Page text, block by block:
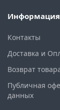
Информация
Контакты
Доставка и
Возврат
Публичная
данных